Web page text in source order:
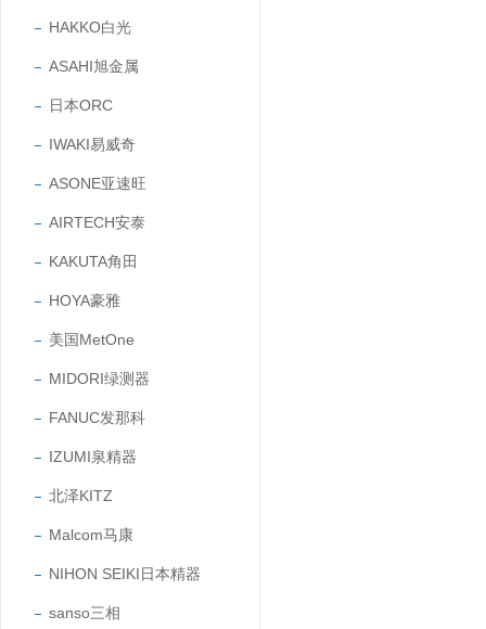
HAKKO白光
ASAHI旭金属
日本ORC
IWAKI易威奇
ASONE亚速旺
AIRTECH安泰
KAKUTA角田
HOYA豪雅
美国MetOne
MIDORI绿测器
FANUC发那科
IZUMI泉精器
北泽KITZ
Malcom马康
NIHON SEIKI日本精器
sanso三相